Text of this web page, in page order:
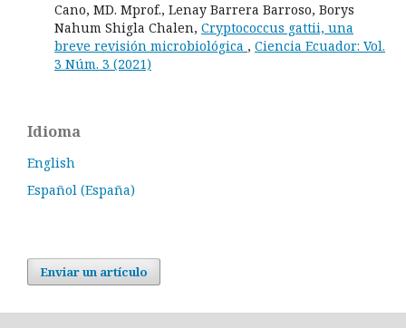
Cano, MD. Mprof., Lenay Barrera Barroso, Borys
Nahum Shigla Chalen, Cryptococcus gattii, una
breve revisión microbiológica , Ciencia Ecuador: Vol.
3 Núm. 3 (2021)
Idioma
English
Español (España)
Enviar un artículo